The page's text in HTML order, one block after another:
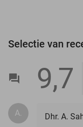
Selectie van
9,7
A. Dhr. A.